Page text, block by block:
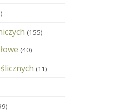
(155)
(40)
(11)